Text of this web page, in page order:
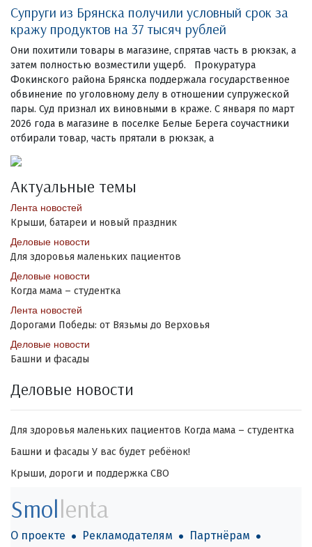
Супруги из Брянска получили условный срок за
кражу продуктов на 37 тысяч рублей
Они похитили товары в магазине, спрятав часть в рюкзак, а
затем полностью возместили ущерб. Прокуратура
Фокинского района Брянска поддержала государственное
обвинение по уголовному делу в отношении супружеской
пары. Суд признал их виновными в краже. С января по март
2026 года в магазине в поселке Белые Берега соучастники
отбирали товар, часть прятали в рюкзак, а
Актуальные темы
Лента новостей
Крыши, батареи и новый праздник
Деловые новости
Для здоровья маленьких пациентов
Деловые новости
Когда мама – студентка
Лента новостей
Дорогами Победы: от Вязьмы до Верховья
Деловые новости
Башни и фасады
Деловые новости
Для здоровья маленьких пациентов Когда мама – студентка
Башни и фасады У вас будет ребёнок!
Крыши, дороги и поддержка СВО
Smollenta
О проекте Рекламодателям
Партнёрам